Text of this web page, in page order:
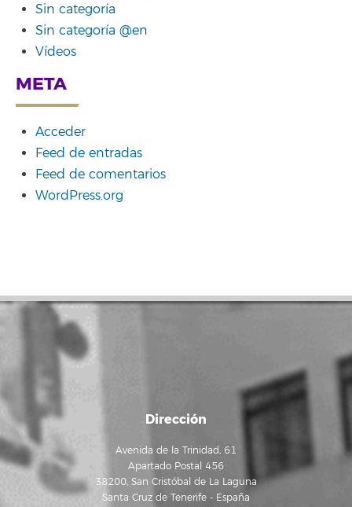
Sin categoría
Sin categoría @en
Vídeos
META
Acceder
Feed de entradas
Feed de comentarios
WordPress.org
Dirección
Avenida de la Trinidad, 61
Apartado Postal 456
38200, San Cristóbal de La Laguna
Santa Cruz de Tenerife - España